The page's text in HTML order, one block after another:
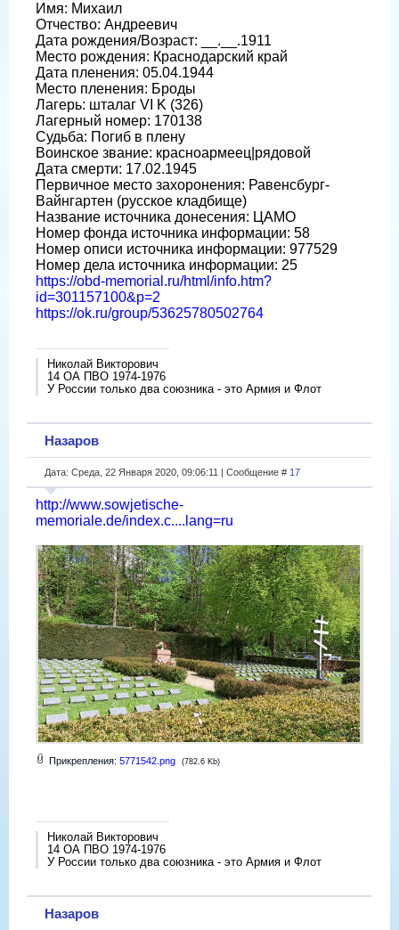
Имя: Михаил
Отчество: Андреевич
Дата рождения/Возраст: __.__.1911
Место рождения: Краснодарский край
Дата пленения: 05.04.1944
Место пленения: Броды
Лагерь: шталаг VI K (326)
Лагерный номер: 170138
Судьба: Погиб в плену
Воинское звание: красноармеец|рядовой
Дата смерти: 17.02.1945
Первичное место захоронения: Равенсбург-
Вайнгартен (русское кладбище)
Название источника донесения: ЦАМО
Номер фонда источника информации: 58
Номер описи источника информации: 977529
Номер дела источника информации: 25
https://obd-memorial.ru/html/info.htm?
id=301157100&p=2
https://ok.ru/group/53625780502764
Николай Викторович
14 ОА ПВО 1974-1976
У России только два союзника - это Армия и Флот
Назаров
Дата: Среда, 22 Января 2020, 09:06:11 | Сообщение # 17
http://www.sowjetische-
memoriale.de/index.c....lang=ru
Прикрепления: 5771542.png (782.6 Kb)
Николай Викторович
14 ОА ПВО 1974-1976
У России только два союзника - это Армия и Флот
Назаров